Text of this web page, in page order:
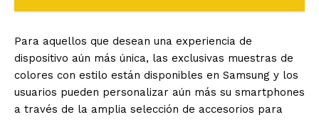
Para aquellos que desean una experiencia de
dispositivo aún más única, las exclusivas muestras de
colores con estilo están disponibles en Samsung y los
usuarios pueden personalizar aún más su smartphones
a través de la amplia selección de accesorios para